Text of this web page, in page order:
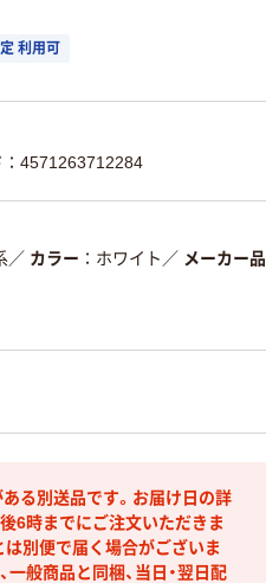
利用可
：4571263712284
／ カラー ホワイト ／ メーカー品
る別送品です。お届け日の詳
6時までにご注文いただきま
は別便で届く場合がございま
般商品と同梱、当日・翌日配